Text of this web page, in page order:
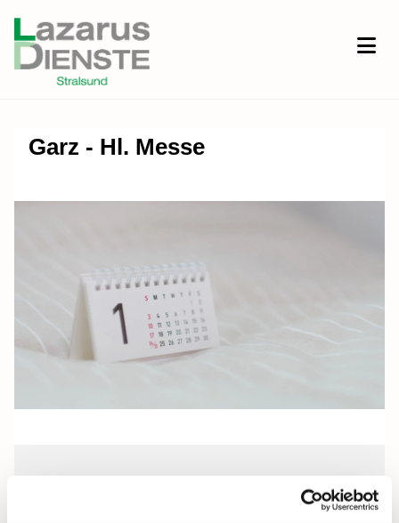
Garz - Hl. Messe
Dienstag, 22. September 2026, 19:00